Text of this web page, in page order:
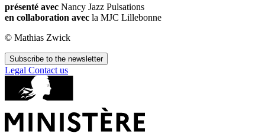
présenté avec Nancy Jazz Pulsations
en collaboration avec la MJC Lillebonne
© Mathias Zwick
Subscribe to the newsletter
Legal Contact us